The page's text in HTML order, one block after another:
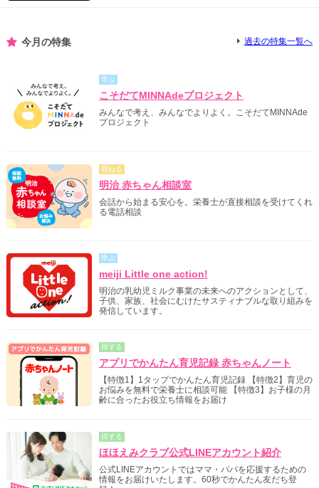
今月の特集 過去の特集一覧へ
学ぶ
こそだてMINNAdeプロジェクト
みんなで考え、みんなでよりよく。こそだてMINNAde
プロジェクト
尋ねる
明治 赤ちゃん相談室
会話から始まる安心を。栄養士が直接相談を受けてくれ
る電話相談
学ぶ
meiji Little one action!
明治の乳幼児ミルク事業の未来へのアクションとして、
子供、家族、社会にむけたサスティナブルな取り組みを
発信しています。
得する
アプリでかんたん育児記録 赤ちゃんノート
【特徴1】1タップでかんたん育児記録 【特徴2】育児の
お悩みを無料で栄養士に相談可能 【特徴3】お子様の月
齢に合ったお役立ち情報をお届け
得する
ほほえみクラブ公式LINEアカウント紹介
公式LINEアカウントではママ・パパを応援するための
情報をお届けいたします。60秒でかんたん友だち登